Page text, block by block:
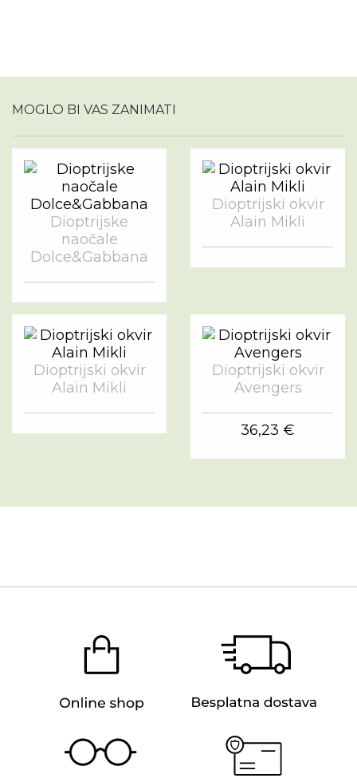
MOGLO BI VAS ZANIMATI
Dioptrijske
naočale
Dolce&Gabbana
Dioptrijski okvir
Alain Mikli
Dioptrijski okvir
Alain Mikli
Dioptrijski okvir
Avengers
36,23 €